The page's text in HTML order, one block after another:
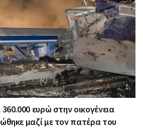
ευρώ στην οικογένεια
μαζί με τον πατέρα του